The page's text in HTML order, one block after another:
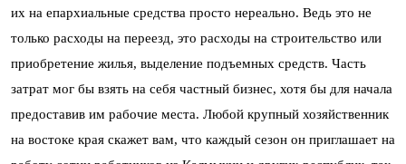
их на епархиальные средства просто нереально. Ведь это не
только расходы на переезд, это расходы на строительство или
приобретение жилья, выделение подъемных средств. Часть
затрат мог бы взять на себя частный бизнес, хотя бы для начала
предоставив им рабочие места. Любой крупный хозяйственник
на востоке края скажет вам, что каждый сезон он приглашает на